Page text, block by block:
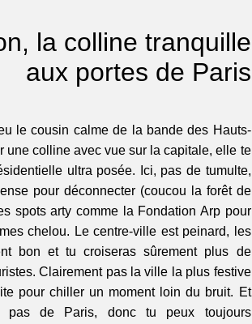
la colline tranquille
aux portes de Paris
le cousin calme de la bande des Hauts-
une colline avec vue sur la capitale, elle te
ultra posée. Ici, pas de tumulte,
pour déconnecter (coucou la forêt de
spots arty comme la Fondation Arp pour
chelou. Le centre-ville est peinard, les
bon et tu croiseras sûrement plus de
Clairement pas la ville la plus festive
pour chiller un moment loin du bruit. Et
de Paris, donc tu peux toujours